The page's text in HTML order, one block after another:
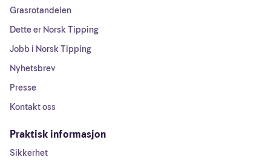
Grasrotandelen
Dette er Norsk Tipping
Jobb i Norsk Tipping
Nyhetsbrev
Presse
Kontakt oss
Praktisk informasjon
Sikkerhet